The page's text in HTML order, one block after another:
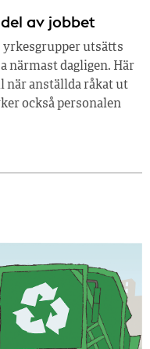
av jobbet
yrkesgrupper utsätts
närmast dagligen. Här
när anställda råkat ut
också personalen